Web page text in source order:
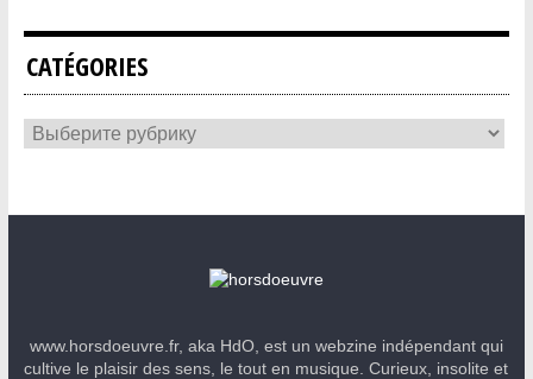
CATÉGORIES
www.horsdoeuvre.fr, aka HdO, est un webzine indépendant qui
cultive le plaisir des sens, le tout en musique. Curieux, insolite et